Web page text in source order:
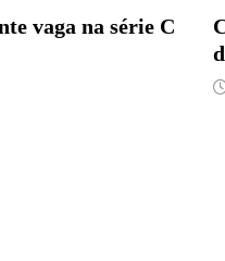
vaga na série C